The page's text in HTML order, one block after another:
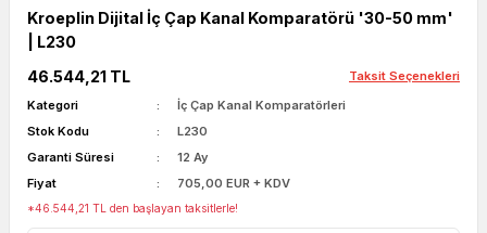
Kroeplin Dijital İç Çap Kanal Komparatörü '30-50 mm'
| L230
46.544,21 TL
Taksit Seçenekleri
Kategori
İç Çap Kanal Komparatörleri
Stok Kodu
L230
Garanti Süresi
12 Ay
Fiyat
705,00 EUR + KDV
*46.544,21 TL den başlayan taksitlerle!